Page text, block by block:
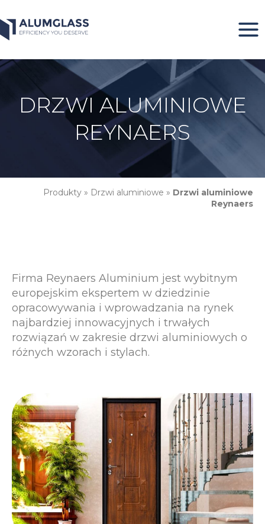
do
treści
DRZWI ALUMINIOWE
REYNAERS
Produkty » Drzwi aluminiowe » Drzwi aluminiowe
Reynaers
Firma Reynaers Aluminium jest wybitnym
europejskim ekspertem w dziedzinie
opracowywania i wprowadzania na rynek
najbardziej innowacyjnych i trwałych
rozwiązań w zakresie drzwi aluminiowych o
różnych wzorach i stylach.